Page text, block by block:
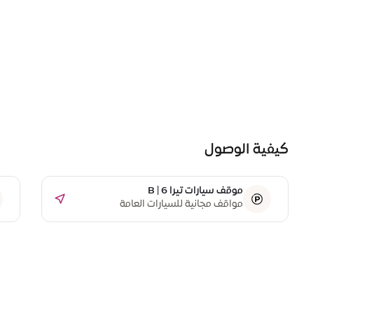
كيفية الوصول
موقف سيارات تيرا B | 6
مواقف مجانية للسيارات العامة